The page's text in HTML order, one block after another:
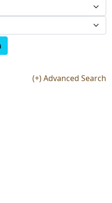
(+) Advanced Search